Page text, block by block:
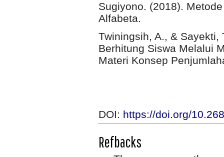
Sugiyono. (2018).
Alfabeta.
Twiningsih, A., &
Berhitung Siswa Melalui
Materi Konsep
DOI: https://doi.org/
Refbacks